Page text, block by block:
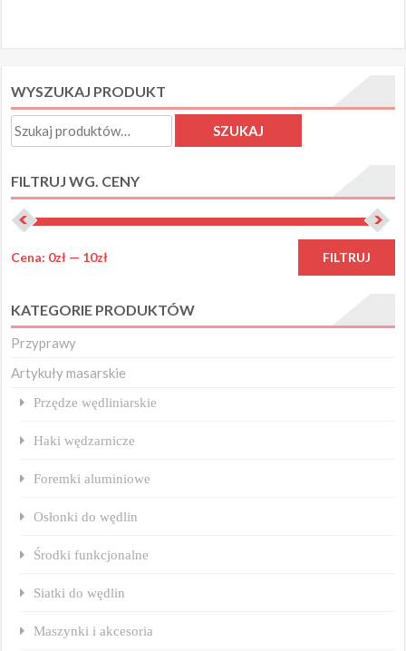
można
wybrać
stronie
produktu
WYSZUKAJ PRODUKT
Szukaj: SZUKAJ
FILTRUJ WG. CENY
FILTRUJ
Cena: 0zł — 10zł
KATEGORIE PRODUKTÓW
Przyprawy
Artykuły masarskie
Przędze wędliniarskie
Haki wędzarnicze
Foremki aluminiowe
Osłonki do wędlin
Środki funkcjonalne
Siatki do wędlin
Maszynki i akcesoria